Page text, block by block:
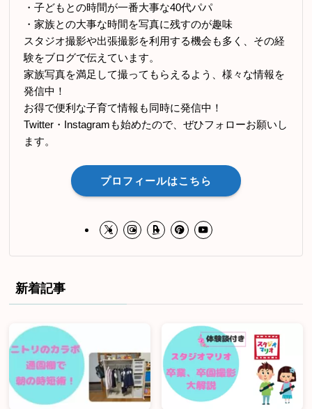
・子どもとの時間が一番大事な40代パパ
・家族との大事な時間を写真に残すのが趣味
スタジオ撮影や出張撮影を利用する機会も多く、その経
験をブログで伝えています。
家族写真を満足して撮ってもらえるよう、様々な情報を
発信中！
お得で便利な子育て情報も同時に発信中！
Twitter・Instagramも始めたので、ぜひフォローお願いし
ます。
プロフィールはこちら
新着記事